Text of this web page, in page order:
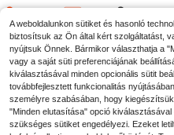
2 2
A weboldalunkon sütiket és hasonló
biztosítsuk az Ön által kért szolgáltatást,
nyújtsuk Önnek. Bármikor választhatja a
vagy a saját süti preferenciájának
kiválasztásával minden opcionális sütit
továbbfejlesztett funkcionalitás
személyre szabásában, hogy
"Minden elutasítása" opció
szükséges sütiket engedélyezi. Ezeket